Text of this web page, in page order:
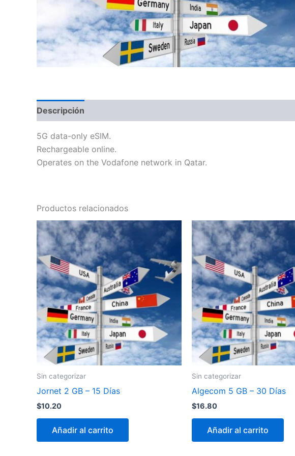
Descripción
5G data-only eSIM.
Rechargeable online.
Operates on the Vodafone network in Qatar.
Productos relacionados
Sin categorizar
Jornet 2 GB – 15 Días
$10.20
Añadir al carrito
Sin categorizar
Algecom 5 GB – 30 Días
$16.80
Añadir al carrito